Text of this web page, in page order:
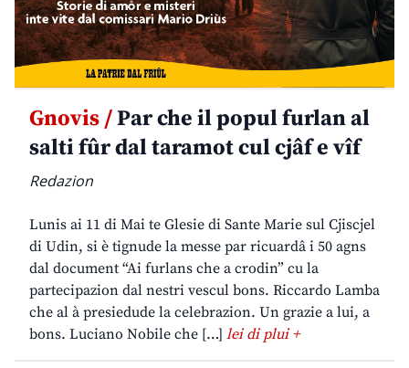
Gnovis /Par che il popul furlan al
salti fûr dal taramot cul cjâf e vîf
Redazion
Lunis ai 11 di Mai te Glesie di Sante Marie sul Cjiscjel
di Udin, si è tignude la messe par ricuardâ i 50 agns
dal document “Ai furlans che a crodin” cu la
partecipazion dal nestri vescul bons. Riccardo Lamba
che al à presiedude la celebrazion. Un grazie a lui, a
bons. Luciano Nobile che […] lei di plui +